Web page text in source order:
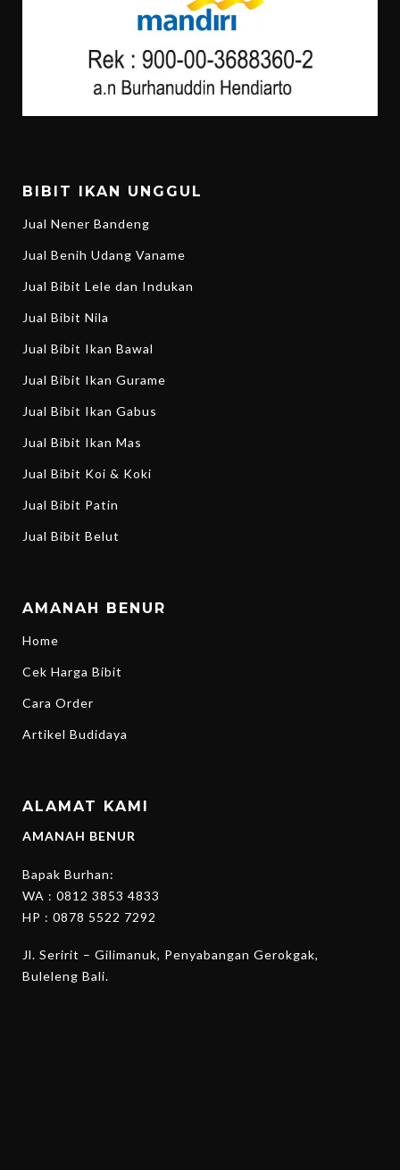
BIBIT IKAN UNGGUL
Jual Nener Bandeng
Jual Benih Udang Vaname
Jual Bibit Lele dan Indukan
Jual Bibit Nila
Jual Bibit Ikan Bawal
Jual Bibit Ikan Gurame
Jual Bibit Ikan Gabus
Jual Bibit Ikan Mas
Jual Bibit Koi & Koki
Jual Bibit Patin
Jual Bibit Belut
AMANAH BENUR
Home
Cek Harga Bibit
Cara Order
Artikel Budidaya
ALAMAT KAMI
AMANAH BENUR
Bapak Burhan:
WA : 0812 3853 4833
HP : 0878 5522 7292
Jl. Seririt – Gilimanuk, Penyabangan Gerokgak,
Buleleng Bali.